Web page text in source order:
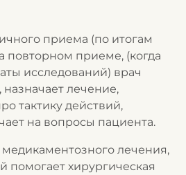
приема (по итогам
повторном приеме, (когда
исследований) врач
назначает лечение,
тактику действий,
на вопросы пациента.
медикаментозного лечения,
помогает хирургическая